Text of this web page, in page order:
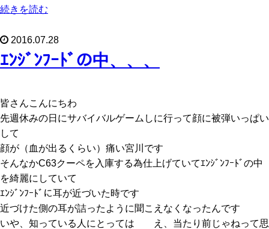
続きを読む
2016.07.28
ｴﾝｼﾞﾝﾌｰﾄﾞの中、、、
皆さんこんにちわ
先週休みの日にサバイバルゲームしに行って顔に被弾いっぱい
して
顔が（血が出るくらい）痛い宮川です
そんなかC63クーペを入庫する為仕上げていてｴﾝｼﾞﾝﾌｰﾄﾞの中
を綺麗にしていて
ｴﾝｼﾞﾝﾌｰﾄﾞに耳が近づいた時です
近づけた側の耳が詰ったように聞こえなくなったんです
いや、知っている人にとっては え、当たり前じゃねって思